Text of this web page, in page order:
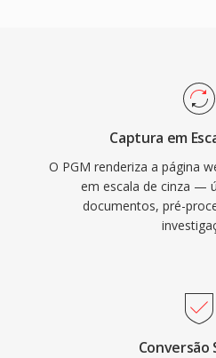
Captura em
O PGM renderiza a página
em escala de cinza —
documentos, pré-
Conversão